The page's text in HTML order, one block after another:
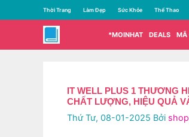
đến
dung
Thời Trang Làm Đẹp Sức Khỏe Thể Thao
*MOINHAT DEALS MÃ
IT WELL PLUS 1 THƯƠNG
CHẤT LƯỢNG, HIỆU QUẢ
Thứ Tư, 08-01-2025 Bởi